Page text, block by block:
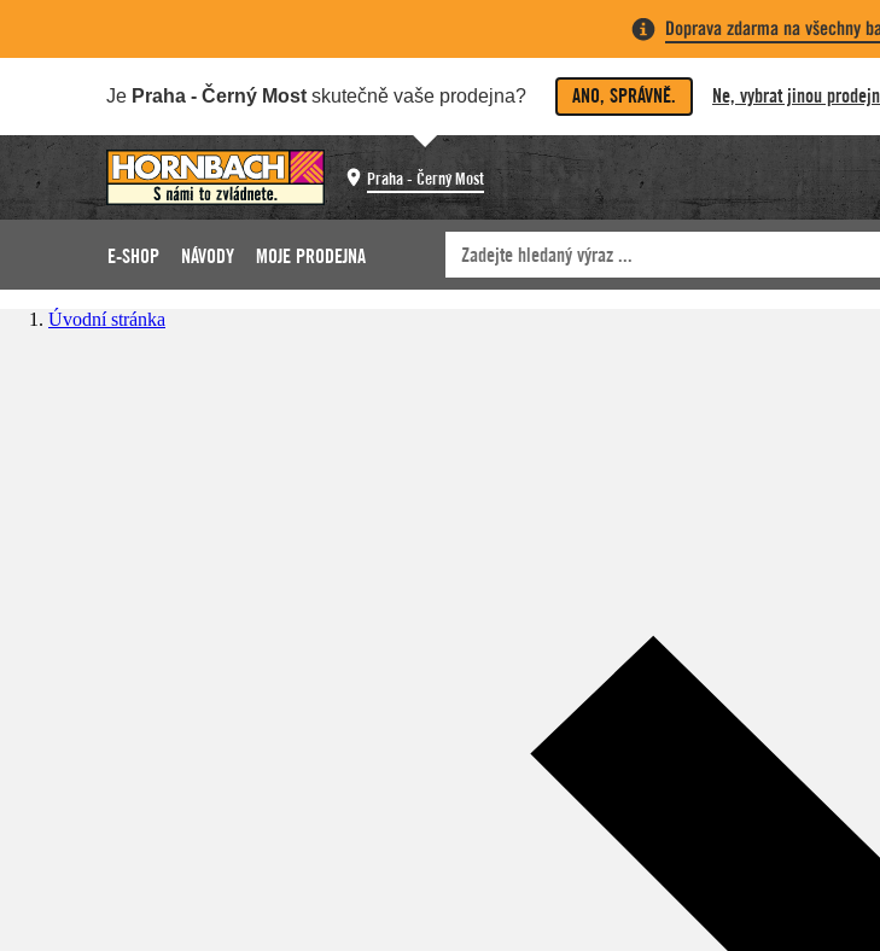
Doprava zdarma na všechny
Je Praha - Černý Most skutečně vaše prodejna? ANO, SPRÁVNĚ. Ne, vybrat jinou
Praha - Černý Most
E-SHOP NÁVODY MOJE PRODEJNA
Úvodní stránka